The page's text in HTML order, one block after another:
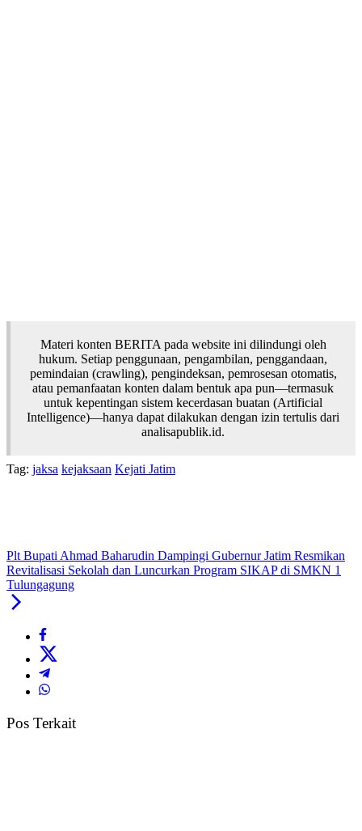
Materi konten BERITA pada website ini dilindungi oleh
hukum. Setiap penggunaan, pengambilan, penggandaan,
pemindaian (crawling), pengindeksan, pemrosesan otomatis,
atau pemanfaatan konten dalam bentuk apa pun—termasuk
untuk kepentingan sistem kecerdasan buatan (Artificial
Intelligence)—hanya dapat dilakukan dengan izin tertulis dari
analisapublik.id.
Tag: jaksa kejaksaan Kejati Jatim
Plt Bupati Ahmad Baharudin Dampingi Gubernur Jatim Resmikan
Revitalisasi Sekolah dan Luncurkan Program SIKAP di SMKN 1
Tulungagung
Pos Terkait